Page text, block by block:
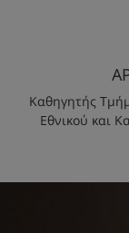
Καθηγητής
Εθνικού και